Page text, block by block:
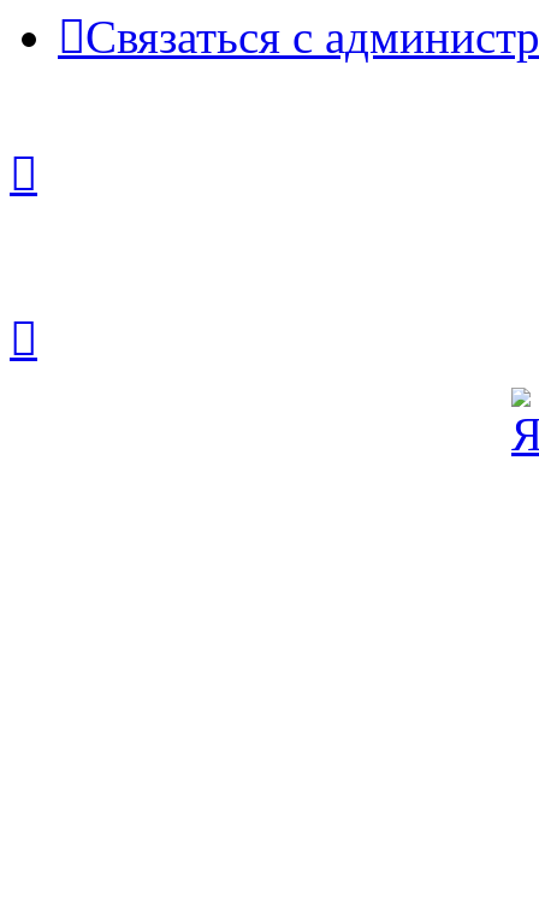
Связаться с